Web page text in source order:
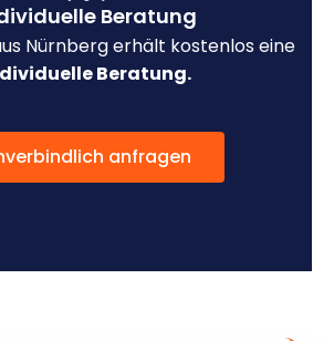
Beratung
Nürnberg erhält kostenlos eine
Beratung.
anfragen